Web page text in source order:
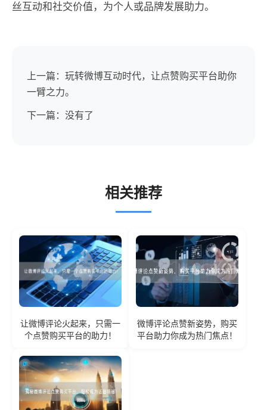
丝互动和社交价值，为个人或品牌发展助力。
上一篇：玩转微博互动时代，让点赞购买平台助你
一臂之力。
下一篇：没有了
相关推荐
让微博评论火起来，只需一
个点赞购买平台的助力！
微博评论点赞新姿势，购买
平台助力你成为热门焦点！